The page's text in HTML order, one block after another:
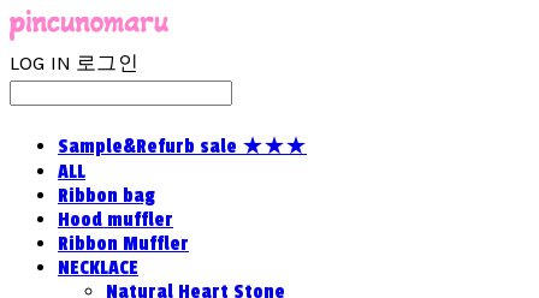
LOG IN 로그인
Sample&Refurb sale ★★★
ALL
Ribbon bag
Hood muffler
Ribbon Muffler
NECKLACE
Natural Heart Stone